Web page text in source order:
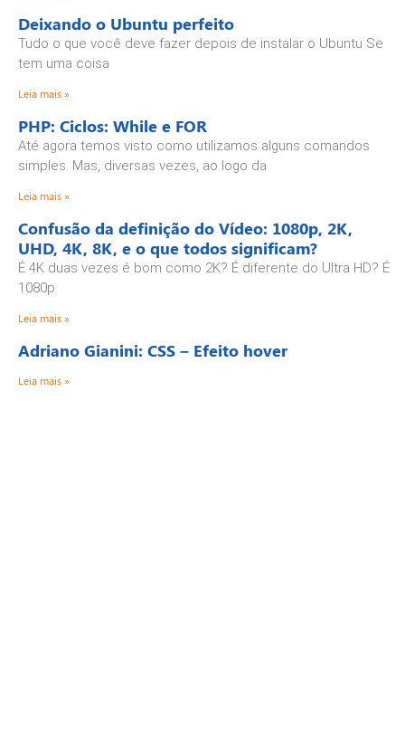
Deixando o Ubuntu perfeito
Tudo o que você deve fazer depois de instalar o Ubuntu Se
tem uma coisa
Leia mais »
PHP: Ciclos: While e FOR
Até agora temos visto como utilizamos alguns comandos
simples. Mas, diversas vezes, ao logo da
Leia mais »
Confusão da definição do Vídeo: 1080p, 2K,
UHD, 4K, 8K, e o que todos significam?
É 4K duas vezes é bom como 2K? É diferente do Ultra HD? É
1080p
Leia mais »
Adriano Gianini: CSS – Efeito hover
Leia mais »